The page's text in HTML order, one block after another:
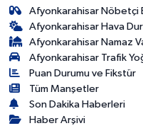
Afyonkarahisar Nöbetçi
Afyonkarahisar Hava
Afyonkarahisar Namaz
Afyonkarahisar Trafik
Puan Durumu ve Fikstür
Tüm Manşetler
Son Dakika Haberleri
Haber Arşivi